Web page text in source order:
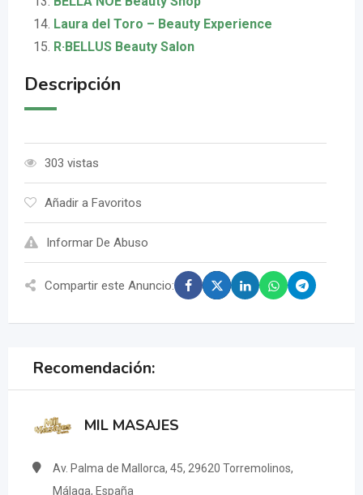
Laura del Toro – Beauty Experience
R·BELLUS Beauty Salon
Descripción
303 vistas
Añadir a Favoritos
Informar De Abuso
Compartir este Anuncio:
Recomendación:
MIL MASAJES
Av. Palma de Mallorca, 45, 29620 Torremolinos,
Málaga, España